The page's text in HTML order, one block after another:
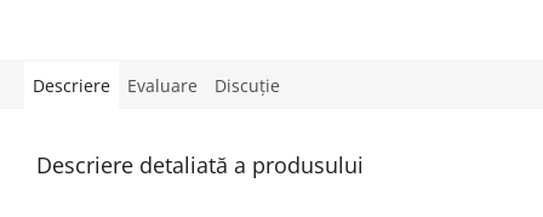
Descriere Evaluare Discuţie
Descriere detaliată a produsului